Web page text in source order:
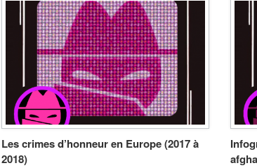
Les crimes d’honneur en Europe (2017 à
2018)